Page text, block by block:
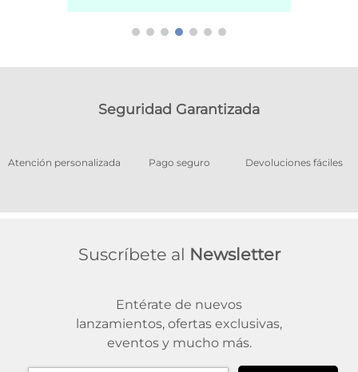
Seguridad Garantizada
Atención personalizada Pago seguro Devoluciones fáciles
Suscríbete al Newsletter
Entérate de nuevos
lanzamientos, ofertas exclusivas,
eventos y mucho más.